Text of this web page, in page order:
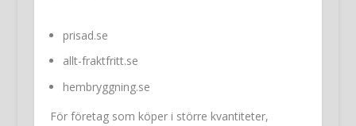
prisad.se
allt-fraktfritt.se
hembryggning.se
För företag som köper i större kvantiteter,